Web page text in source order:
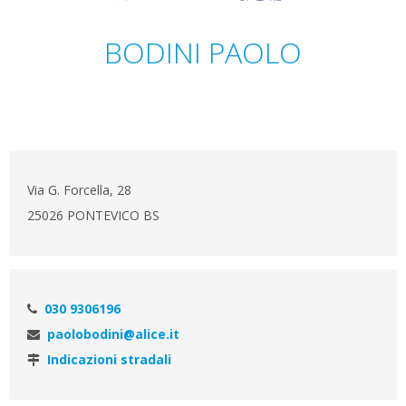
BODINI PAOLO
Via G. Forcella, 28
25026 PONTEVICO BS
030 9306196
paolobodini@alice.it
Indicazioni stradali